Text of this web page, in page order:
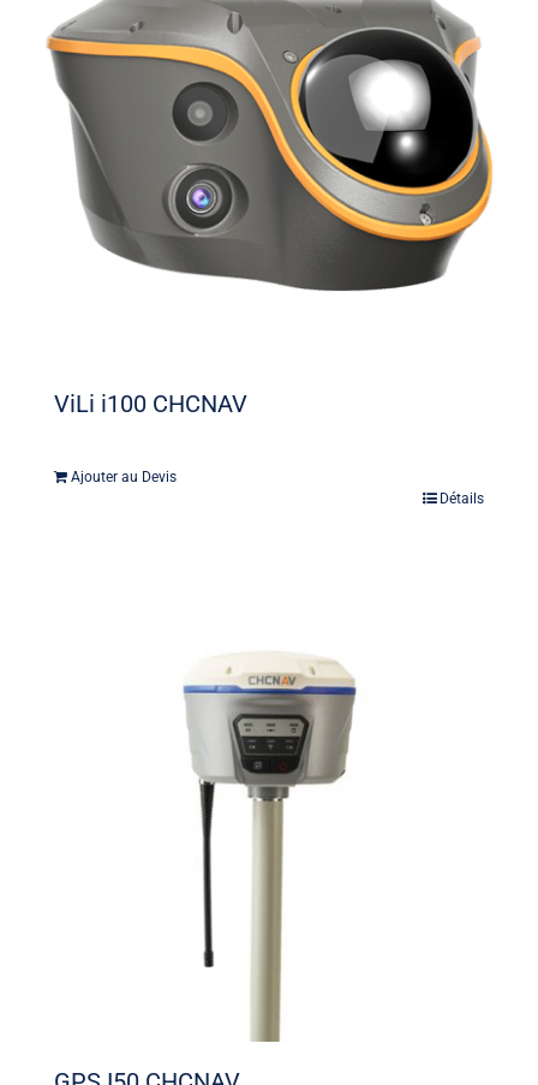
ViLi i100 CHCNAV
Ajouter au Devis
Détails